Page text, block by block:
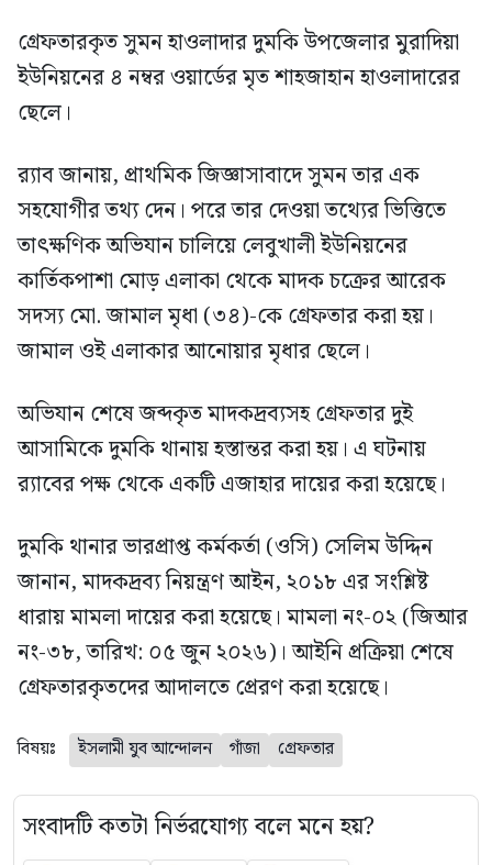
গ্রেফতারকৃত সুমন হাওলাদার দুমকি উপজেলার মুরাদিয়া
ইউনিয়নের ৪ নম্বর ওয়ার্ডের মৃত শাহজাহান হাওলাদারের
ছেলে।
র‍্যাব জানায়, প্রাথমিক জিজ্ঞাসাবাদে সুমন তার এক
সহযোগীর তথ্য দেন। পরে তার দেওয়া তথ্যের ভিত্তিতে
তাৎক্ষণিক অভিযান চালিয়ে লেবুখালী ইউনিয়নের
কার্তিকপাশা মোড় এলাকা থেকে মাদক চক্রের আরেক
সদস্য মো. জামাল মৃধা (৩৪)-কে গ্রেফতার করা হয়।
জামাল ওই এলাকার আনোয়ার মৃধার ছেলে।
অভিযান শেষে জব্দকৃত মাদকদ্রব্যসহ গ্রেফতার দুই
আসামিকে দুমকি থানায় হস্তান্তর করা হয়। এ ঘটনায়
র‍্যাবের পক্ষ থেকে একটি এজাহার দায়ের করা হয়েছে।
দুমকি থানার ভারপ্রাপ্ত কর্মকর্তা (ওসি) সেলিম উদ্দিন
জানান, মাদকদ্রব্য নিয়ন্ত্রণ আইন, ২০১৮ এর সংশ্লিষ্ট
ধারায় মামলা দায়ের করা হয়েছে। মামলা নং-০২ (জিআর
নং-৩৮, তারিখ: ০৫ জুন ২০২৬)। আইনি প্রক্রিয়া শেষে
গ্রেফতারকৃতদের আদালতে প্রেরণ করা হয়েছে।
বিষয়ঃ ইসলামী যুব আন্দোলন গাঁজা গ্রেফতার
সংবাদটি কতটা নির্ভরযোগ্য বলে মনে হয়?